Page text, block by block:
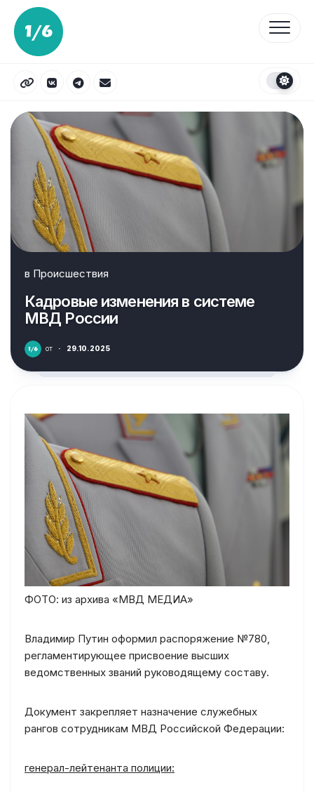
Перейти
содержанию
в Происшествия
Кадровые изменения в системе
МВД России
от · 29.10.2025
ФОТО: из архива «МВД МЕДИА»
Владимир Путин оформил распоряжение №780,
регламентирующее присвоение высших
ведомственных званий руководящему составу.
Документ закрепляет назначение служебных
рангов сотрудникам МВД Российской Федерации:
генерал-лейтенанта полиции: